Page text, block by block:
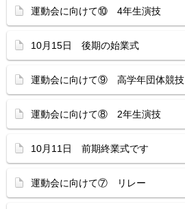
運動会に向けて⑩ 4年生演技
10月15日 後期の始業式
運動会に向けて⑨ 高学年団体競技
運動会に向けて⑧ 2年生演技
10月11日 前期終業式です
運動会に向けて⑦ リレー